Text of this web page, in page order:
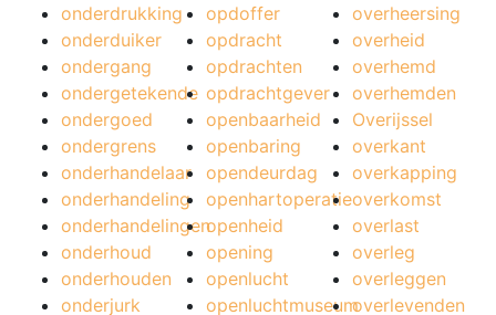
onderdrukking
onderduiker
ondergang
ondergetekende
ondergoed
ondergrens
onderhandelaar
onderhandeling
onderhandelingen
onderhoud
onderhouden
onderjurk
opdoffer
opdracht
opdrachten
opdrachtgever
openbaarheid
openbaring
opendeurdag
openhartoperatie
openheid
opening
openlucht
openluchtmuseum
overheersing
overheid
overhemd
overhemden
Overijssel
overkant
overkapping
overkomst
overlast
overleg
overleggen
overlevenden